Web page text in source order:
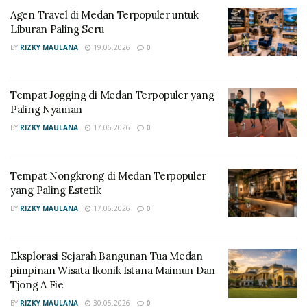
RELATED POSTS
Agen Travel di Medan Terpopuler untuk Liburan
Tempat Jogging di Medan Terpopuler yang Paling
Nyaman
Klasik Medan
Hampir setiapHotel Bersejarah Medan 2026
jendela besar yang ikonik. Desain ini memungkinkan
sirkulasi udara yang baik serta pencahayaan alami
yang sangat melimpah. Meskipun tampak jadul dari
luar, setiap kamar menyediakan koneksi internet cepat
Agen Travel di Medan Terpopuler untuk
Liburan Paling Seru
BY RIZKY MAULANA 19.06.2026 0
Tempat Jogging di Medan Terpopuler yang
Paling Nyaman
BY RIZKY MAULANA 17.06.2026 0
Tempat Nongkrong di Medan Terpopuler
yang Paling Estetik
BY RIZKY MAULANA 17.06.2026 0
Eksplorasi Sejarah Bangunan Tua Medan
pimpinan Wisata Ikonik Istana Maimun Dan
Tjong A Fie
BY RIZKY MAULANA 30.05.2026 0